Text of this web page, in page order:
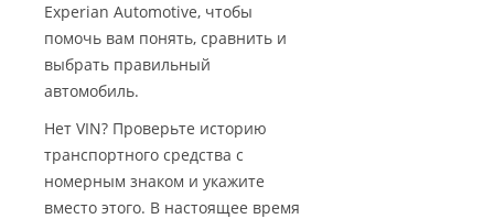
Experian Automotive, чтобы
помочь вам понять, сравнить и
выбрать правильный
автомобиль.
Нет VIN? Проверьте историю
транспортного средства с
номерным знаком и укажите
вместо этого. В настоящее время